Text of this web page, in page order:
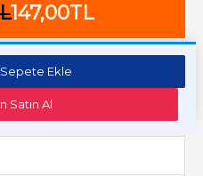
147,00TL
Sepete Ekle
Satın Al